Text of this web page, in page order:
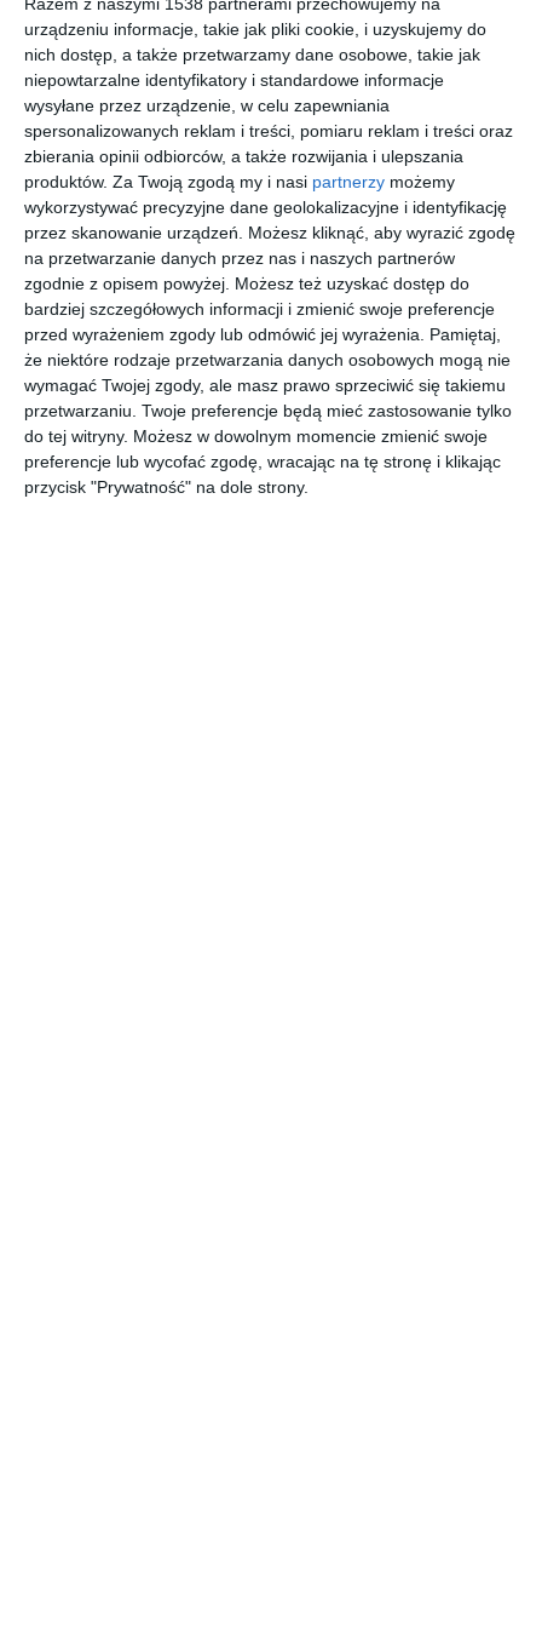
Razem z naszymi 1538 partnerami przechowujemy na
urządzeniu informacje, takie jak pliki cookie, i uzyskujemy do
nich dostęp, a także przetwarzamy dane osobowe, takie jak
niepowtarzalne identyfikatory i standardowe informacje
wysyłane przez urządzenie, w celu zapewniania
spersonalizowanych reklam i treści, pomiaru reklam i treści oraz
zbierania opinii odbiorców, a także rozwijania i ulepszania
produktów. Za Twoją zgodą my i nasi partnerzy możemy
wykorzystywać precyzyjne dane geolokalizacyjne i identyfikację
przez skanowanie urządzeń. Możesz kliknąć, aby wyrazić zgodę
na przetwarzanie danych przez nas i naszych partnerów
zgodnie z opisem powyżej. Możesz też uzyskać dostęp do
bardziej szczegółowych informacji i zmienić swoje preferencje
przed wyrażeniem zgody lub odmówić jej wyrażenia. Pamiętaj,
że niektóre rodzaje przetwarzania danych osobowych mogą nie
wymagać Twojej zgody, ale masz prawo sprzeciwić się takiemu
przetwarzaniu. Twoje preferencje będą mieć zastosowanie tylko
do tej witryny. Możesz w dowolnym momencie zmienić swoje
preferencje lub wycofać zgodę, wracając na tę stronę i klikając
przycisk "Prywatność" na dole strony.
Zabudowa kuchni
Dodaj do ulubionych
Czarna kuchnia
Czarna kuchnia
Dodaj do ulubionych
Wyspa w kuchni